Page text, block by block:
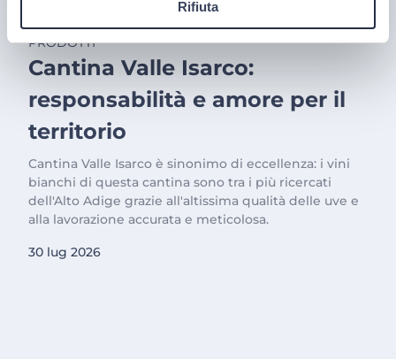
Rifiuta
PRODOTTI
Cantina Valle Isarco:
responsabilità e amore per il
territorio
Cantina Valle Isarco è sinonimo di eccellenza: i vini
bianchi di questa cantina sono tra i più ricercati
dell'Alto Adige grazie all'altissima qualità delle uve e
alla lavorazione accurata e meticolosa.
30 lug 2026